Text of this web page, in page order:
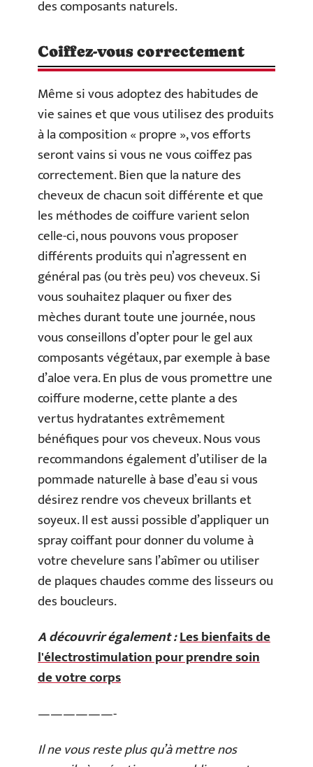
des composants naturels.
Coiffez-vous correctement
Même si vous adoptez des habitudes de
vie saines et que vous utilisez des produits
à la composition « propre », vos efforts
seront vains si vous ne vous coiffez pas
correctement. Bien que la nature des
cheveux de chacun soit différente et que
les méthodes de coiffure varient selon
celle-ci, nous pouvons vous proposer
différents produits qui n’agressent en
général pas (ou très peu) vos cheveux. Si
vous souhaitez plaquer ou fixer des
mèches durant toute une journée, nous
vous conseillons d’opter pour le gel aux
composants végétaux, par exemple à base
d’aloe vera. En plus de vous promettre une
coiffure moderne, cette plante a des
vertus hydratantes extrêmement
bénéfiques pour vos cheveux. Nous vous
recommandons également d’utiliser de la
pommade naturelle à base d’eau si vous
désirez rendre vos cheveux brillants et
soyeux. Il est aussi possible d’appliquer un
spray coiffant pour donner du volume à
votre chevelure sans l’abîmer ou utiliser
de plaques chaudes comme des lisseurs ou
des boucleurs.
A découvrir également :Les bienfaits de
l'électrostimulation pour prendre soin
de votre corps
——————-
Il ne vous reste plus qu’à mettre nos